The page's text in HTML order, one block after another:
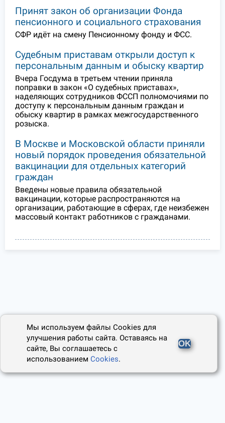
Принят закон об организации Фонда
пенсионного и социального страхования
СФР идёт на смену Пенсионному фонду и ФСС.
Судебным приставам открыли доступ к
персональным данным и обыску квартир
Вчера Госдума в третьем чтении приняла
поправки в закон «О судебных приставах»,
наделяющих сотрудников ФССП полномочиями по
доступу к персональным данным граждан и
обыску квартир в рамках межгосударственного
розыска.
В Москве и Московской области приняли
новый порядок проведения обязательной
вакцинации для отдельных категорий
граждан
Введены новые правила обязательной
вакцинации, которые распространяются на
организации, работающие в сферах, где неизбежен
массовый контакт работников с гражданами.
Мы используем файлы Cookies для
улучшения работы сайта. Оставаясь на
сайте, Вы соглашаетесь с
использованиемCookies.
OK